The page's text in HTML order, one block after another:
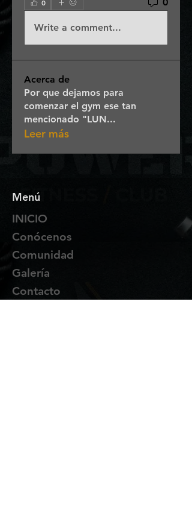
0
Write a comment...
Acerca de
Por que dejamos para
comenzar el gym ese tan
mencionado "LUN...
Leer más
Menú
INICIO
Conócenos
Comunidad
Galería
Contacto